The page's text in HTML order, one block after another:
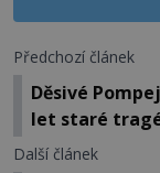
Předchozí článek
Děsivé
let staré
Další článek